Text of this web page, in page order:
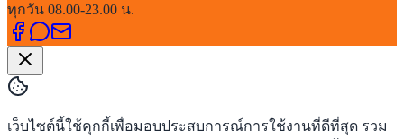
ทุกวัน 08.00-23.00 น.
เว็บไซต์นี้ใช้คุกกี้เพื่อมอบประสบการณ์การใช้งานที่ดีที่สุด รวม